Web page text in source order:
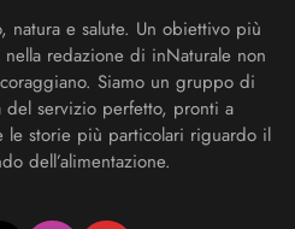
natura e salute. Un obiettivo più
redazione di inNaturale non
Siamo un gruppo di
servizio perfetto, pronti a
le storie più particolari riguardo il
dell’alimentazione.